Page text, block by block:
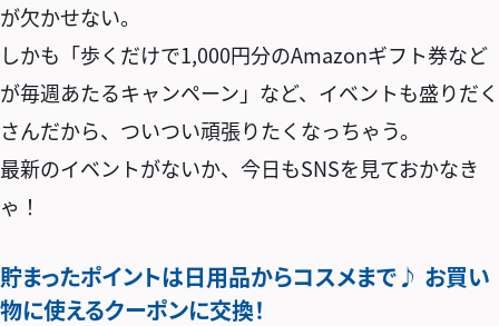
が欠かせない。
しかも「歩くだけで1,000円分のAmazonギフト券など
が毎週あたるキャンペーン」など、イベントも盛りだく
さんだから、ついつい頑張りたくなっちゃう。
最新のイベントがないか、今日もSNSを見ておかなき
ゃ！
貯まったポイントは日用品からコスメまで♪ お買い
物に使えるクーポンに交換！